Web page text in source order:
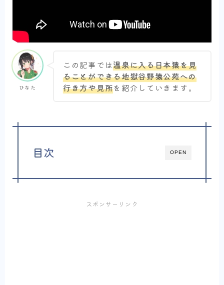
ひなた
この記事では温泉に入る日本猿を見
ることができる地獄谷野猿公苑への
行き方や見所を紹介していきます。
OPEN
目次
スポンサーリンク